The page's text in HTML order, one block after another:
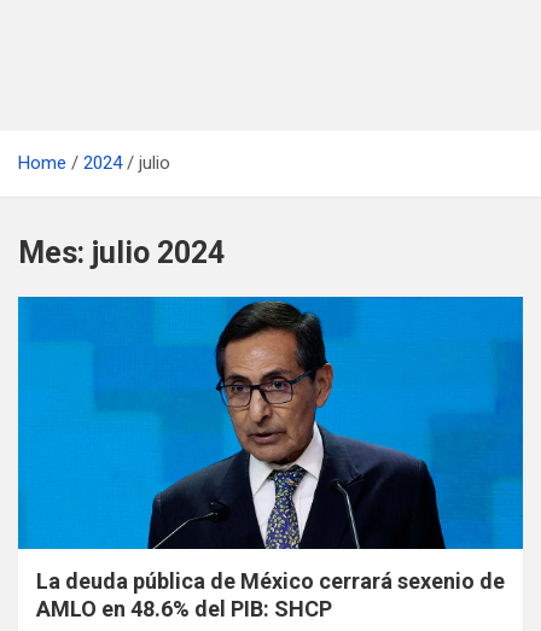
Home 2024 julio
Mes: julio 2024
La deuda pública de México cerrará sexenio de
AMLO en 48.6% del PIB: SHCP